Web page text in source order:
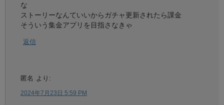
な
ストーリーなんていいからガチャ更新されたら課金
そういう集金アプリを目指さなきゃ
返信
匿名 より:
2024年7月23日 5:59 PM